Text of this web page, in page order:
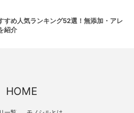
すめ人気ランキング52選！無添加・アレ
紹介
HOME